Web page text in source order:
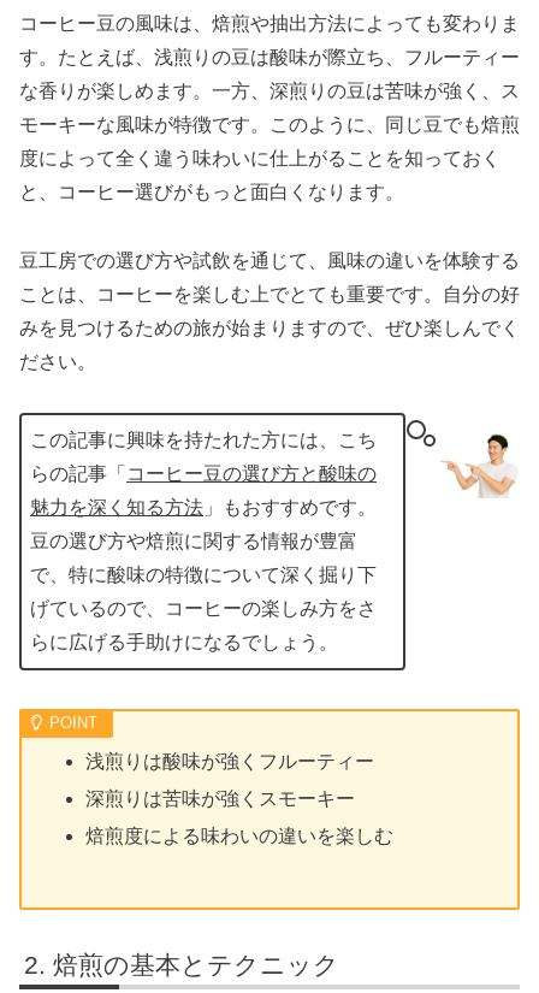
コーヒー豆の風味は、焙煎や抽出方法によっても変わりま
す。たとえば、浅煎りの豆は酸味が際立ち、フルーティー
な香りが楽しめます。一方、深煎りの豆は苦味が強く、ス
モーキーな風味が特徴です。このように、同じ豆でも焙煎
度によって全く違う味わいに仕上がることを知っておく
と、コーヒー選びがもっと面白くなります。
豆工房での選び方や試飲を通じて、風味の違いを体験する
ことは、コーヒーを楽しむ上でとても重要です。自分の好
みを見つけるための旅が始まりますので、ぜひ楽しんでく
ださい。
この記事に興味を持たれた方には、こち
らの記事「 コーヒー豆の選び方と酸味の
魅力を深く知る方法 」もおすすめです。
豆の選び方や焙煎に関する情報が豊富
で、特に酸味の特徴について深く掘り下
げているので、コーヒーの楽しみ方をさ
らに広げる手助けになるでしょう。
浅煎りは酸味が強くフルーティー
深煎りは苦味が強くスモーキー
焙煎度による味わいの違いを楽しむ
焙煎の基本とテクニック